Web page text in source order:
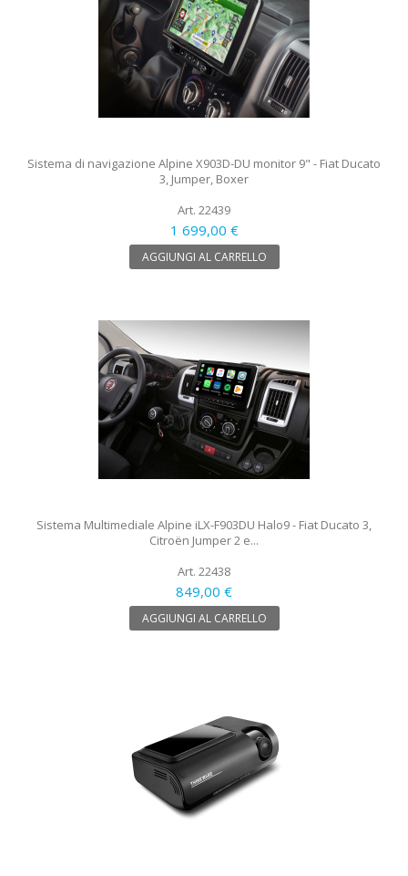
Sistema di navigazione Alpine X903D-DU monitor 9" - Fiat Ducato
3, Jumper, Boxer
Art. 22439
1 699,00 €
AGGIUNGI AL CARRELLO
Sistema Multimediale Alpine iLX-F903DU Halo9 - Fiat Ducato 3,
Citroën Jumper 2 e...
Art. 22438
849,00 €
AGGIUNGI AL CARRELLO